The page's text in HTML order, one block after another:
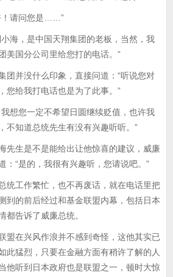
请问您是……”
，是中国天翔集团的老板，当然，我
美国分公司里给您打的电话。”
并没什么印象，直接问道：“听说您对
您给我打电话也是为了此事。”
您一定不希望日圆继续贬值，也许我
不知道总统先生有没有兴趣听听。”
生是不是能给出让他惊喜的建议，威廉
：“是的，我很有兴趣听，您请说吧。”
工作繁忙，也不再废话，就在电话里把
到的前后经过和基金联盟内幕，包括日本
都告诉了威廉总统。
在兴风作浪并不感到奇怪，这他其实已
此猛烈，只要在金融方面有稍许了解的人
他听到日本政府也是联盟之一，顿时大惊